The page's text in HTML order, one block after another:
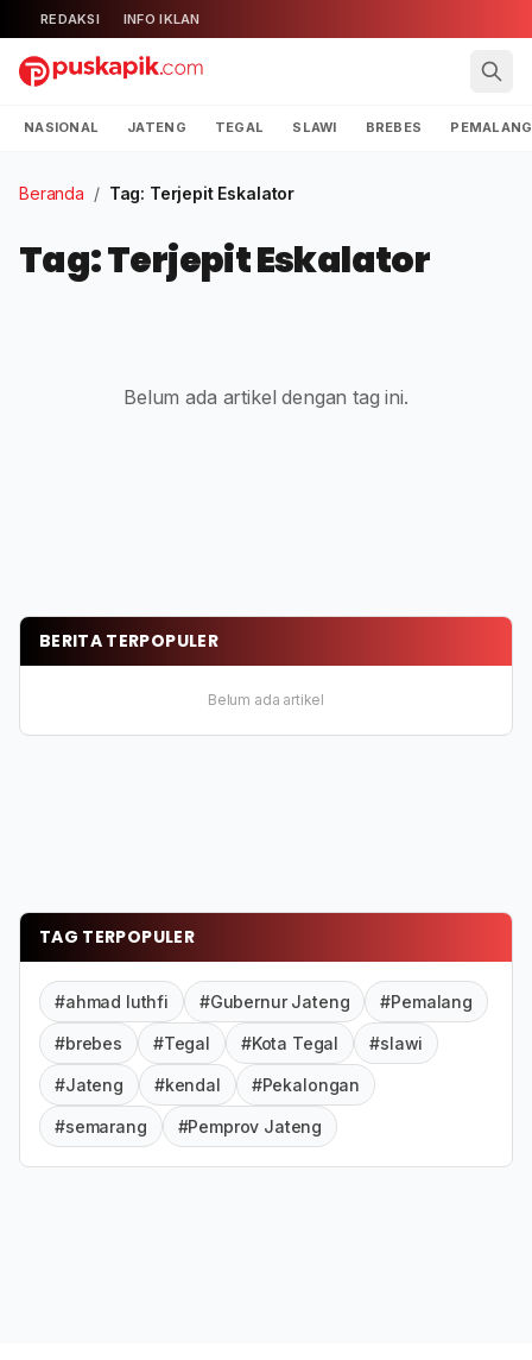
REDAKSI INFO IKLAN
NASIONAL JATENG TEGAL SLAWI BREBES PEMALANG
Beranda / Tag: Terjepit Eskalator
Tag: Terjepit Eskalator
Belum ada artikel dengan tag ini.
BERITA TERPOPULER
Belum ada artikel
TAG TERPOPULER
#ahmad luthfi #Gubernur Jateng #Pemalang
#brebes #Tegal #Kota Tegal #slawi
#Jateng #kendal #Pekalongan
#semarang #Pemprov Jateng